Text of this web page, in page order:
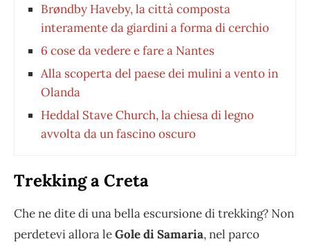
Brøndby Haveby, la città composta
interamente da giardini a forma di cerchio
6 cose da vedere e fare a Nantes
Alla scoperta del paese dei mulini a vento in
Olanda
Heddal Stave Church, la chiesa di legno
avvolta da un fascino oscuro
Trekking a Creta
Che ne dite di una bella escursione di trekking? Non
perdetevi allora leGole di Samaria, nel parco